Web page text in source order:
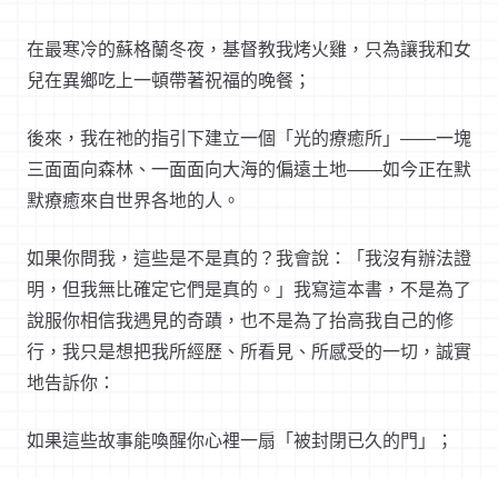
在最寒冷的蘇格蘭冬夜，基督教我烤火雞，只為讓我和女
兒在異鄉吃上一頓帶著祝福的晚餐；
後來，我在祂的指引下建立一個「光的療癒所」 ——一塊
三面面向森林、一面面向大海的偏遠土地——如今正在默
默療癒來自世界各地的人。
如果你問我，這些是不是真的？我會說：「我沒有辦法證
明，但我無比確定它們是真的。」我寫這本書，不是為了
說服你相信我遇見的奇蹟，也不是為了抬高我自己的修
行，我只是想把我所經歷、所看見、所感受的一切，誠實
地告訴你：
如果這些故事能喚醒你心裡一扇「被封閉已久的門」；